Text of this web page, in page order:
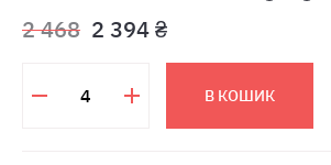
2 468 2 394 ₴
В КОШИК